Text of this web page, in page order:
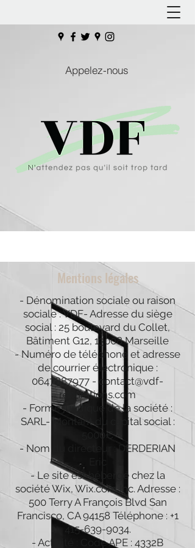
Appelez-nous
Mentions légales
- Dénomination sociale ou raison
sociale : VDF- Adresse du siège
social : 25 boulevard du Collet,
Bâtiment G12, 13008 Marseille
- Numéro de téléphone et adresse
de courrier électronique :
0647887977 - contact@vdf-
reparations.com
- Forme juridique de la société :
SARL- Montant du capital social :
5000€
- Nom du directeur : DERDERIAN
- Le site est hébergé chez la
société Wix, Wix.com Inc. Adresse :
500 Terry A François Blvd San
Francisco, CA 94158 Téléphone : +1
415-639-9034.
- Activité : Code APE : 4332B